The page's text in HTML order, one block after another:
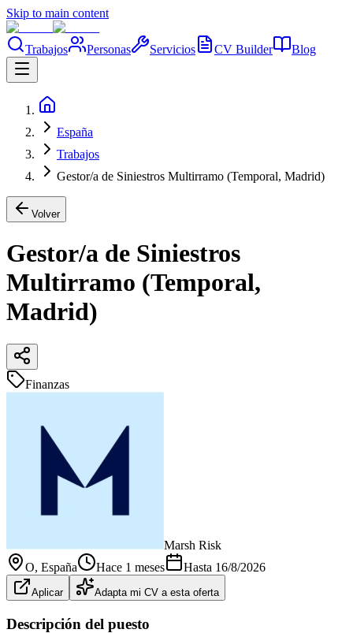
Skip to main content
Trabajos Personas Servicios CV Builder Blog
España
Trabajos
Gestor/a de Siniestros Multirramo (Temporal, Madrid)
Volver
Gestor/a de Siniestros
Multirramo (Temporal,
Madrid)
Finanzas
Marsh Risk
O, España Hace 1 meses Hasta 16/8/2026
Aplicar Adapta mi CV a esta oferta
Descripción del puesto